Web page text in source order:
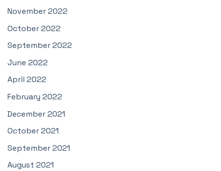
November 2022
October 2022
September 2022
June 2022
April 2022
February 2022
December 2021
October 2021
September 2021
August 2021